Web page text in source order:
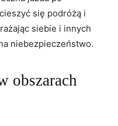
się​ podróżą i
⁤siebie i ⁣innych
niebezpieczeństwo.
obszarach